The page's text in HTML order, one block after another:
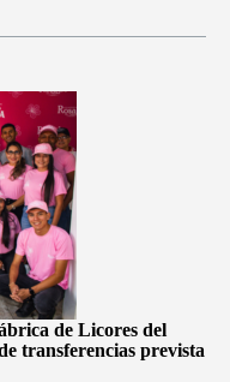
de Licores del
transferencias prevista